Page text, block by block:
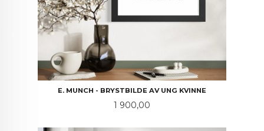
E. MUNCH - BRYSTBILDE AV UNG KVINNE
Pris
1 900,00